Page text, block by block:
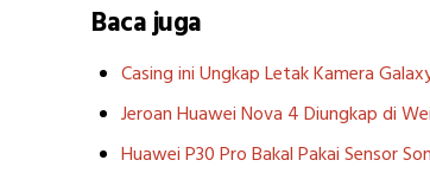
Baca juga
Casing ini Ungkap Letak Kamera
Jeroan Huawei Nova 4 Diungkap di
Huawei P30 Pro Bakal Pakai Sensor